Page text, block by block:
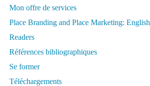
Mon offre de services
Place Branding and Place Marketing: English
Readers
Références bibliographiques
Se former
Téléchargements